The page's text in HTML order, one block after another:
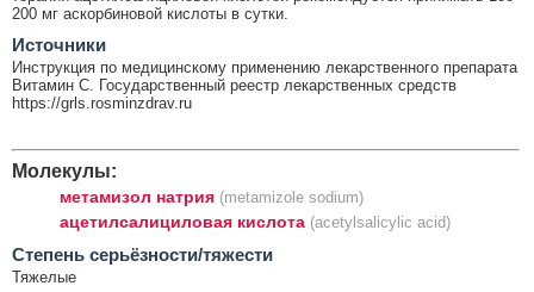
200 мг аскорбиновой кислоты в сутки.
Источники
Инструкция по медицинскому применению лекарственного препарата
Витамин C. Государственный реестр лекарственных средств
https://grls.rosminzdrav.ru
Молекулы:
метамизол натрия (metamizole sodium)
ацетилсалициловая кислота (acetylsalicylic acid)
Cтепень серьёзности/тяжести
Тяжелые